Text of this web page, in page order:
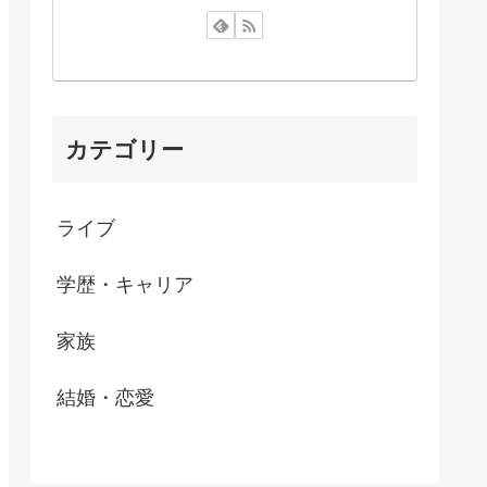
カテゴリー
ライブ
学歴・キャリア
家族
結婚・恋愛